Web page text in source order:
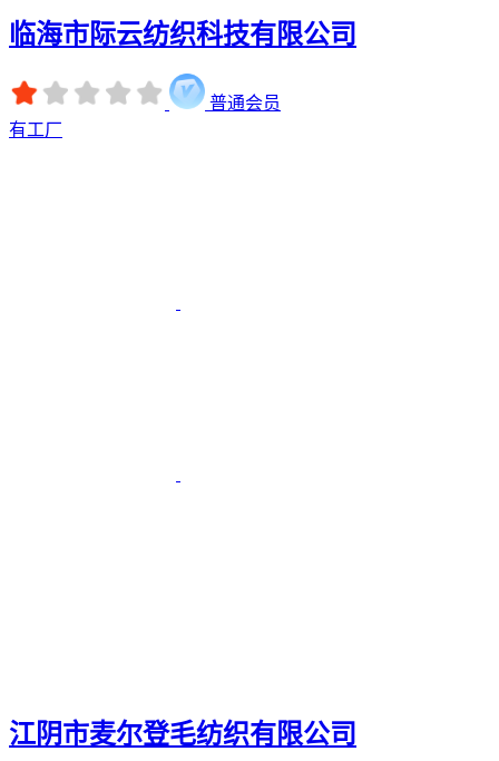
临海市际云纺织科技有限公司
普通会员
有工厂
江阴市麦尔登毛纺织有限公司